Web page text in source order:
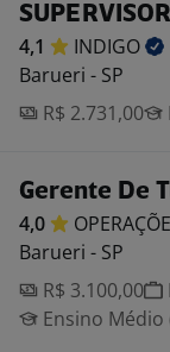
4,1
INDIGO
Barueri - SP
R$ 2.731,00
Gerente De
4,0
Barueri - SP
R$ 3.100,00
Ensino Médio